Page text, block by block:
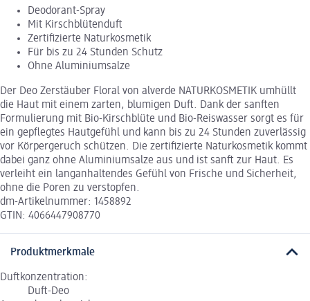
Deodorant-Spray
Mit Kirschblütenduft
Zertifizierte Naturkosmetik
Für bis zu 24 Stunden Schutz
Ohne Aluminiumsalze
Der Deo Zerstäuber Floral von alverde NATURKOSMETIK umhüllt
die Haut mit einem zarten, blumigen Duft. Dank der sanften
Formulierung mit Bio-Kirschblüte und Bio-Reiswasser sorgt es für
ein gepflegtes Hautgefühl und kann bis zu 24 Stunden zuverlässig
vor Körpergeruch schützen. Die zertifizierte Naturkosmetik kommt
dabei ganz ohne Aluminiumsalze aus und ist sanft zur Haut. Es
verleiht ein langanhaltendes Gefühl von Frische und Sicherheit,
ohne die Poren zu verstopfen.
dm-Artikelnummer: 1458892
GTIN: 4066447908770
Produktmerkmale
Duftkonzentration:
Duft-Deo